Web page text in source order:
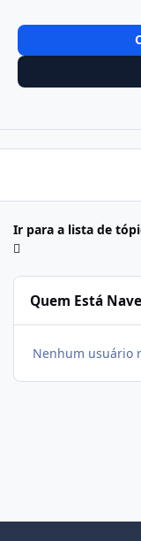
Ir para a lista de
Quem Está
Nenhum usuário